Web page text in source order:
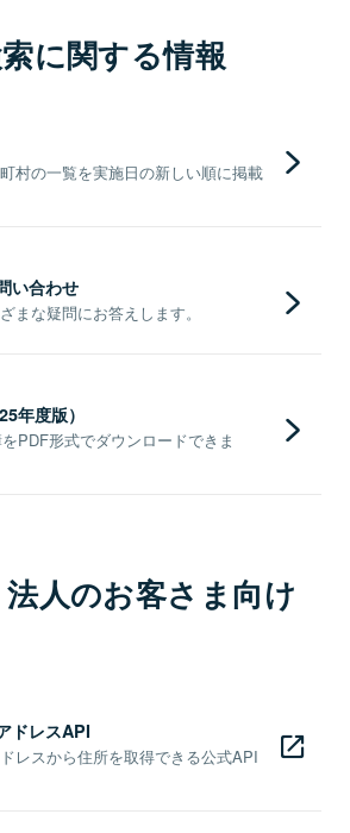
に関する情報
村の一覧を実施日の新しい順に掲載
い合わせ
まな疑問にお答えします。
年度版）
PDF形式でダウンロードできま
人のお客さま向け
ドレスAPI
レスから住所を取得できる公式API